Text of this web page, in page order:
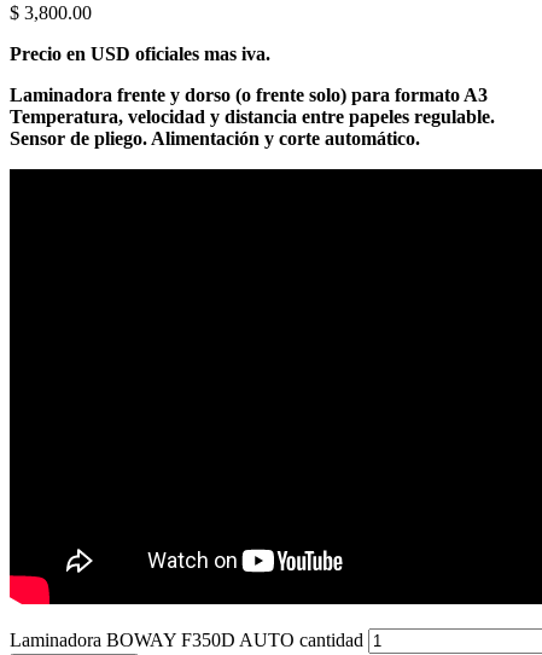
$ 3,800.00
Precio en USD oficiales mas iva.
Laminadora frente y dorso (o frente solo) para formato A3
Temperatura, velocidad y distancia entre papeles regulable.
Sensor de pliego. Alimentación y corte automático.
Laminadora BOWAY F350D AUTO cantidad